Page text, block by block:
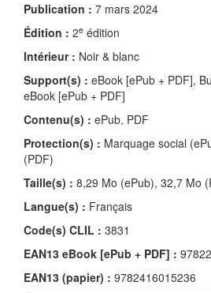
Publication : 7 mars 2024
Édition : 2e édition
Intérieur : Noir & blanc
Support(s) : eBook [ePub + PDF],
eBook [ePub + PDF]
Contenu(s) : ePub, PDF
Protection(s) : Marquage social
(PDF)
Taille(s) : 8,29 Mo (ePub), 32,7 Mo
Langue(s) : Français
Code(s) CLIL : 3831
EAN13 eBook [ePub + PDF] :
EAN13 (papier) : 9782416015236